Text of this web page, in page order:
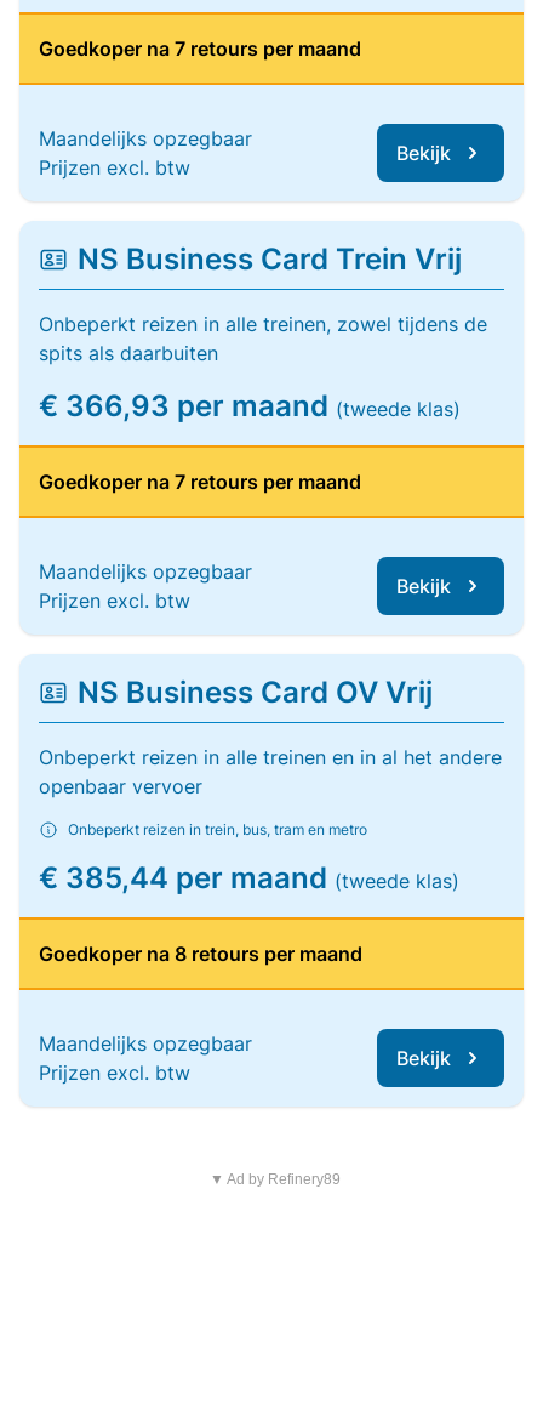
Goedkoper na 7 retours per maand
Maandelijks opzegbaar
Prijzen excl. btw
Bekijk
NS Business Card Trein Vrij
Onbeperkt reizen in alle treinen, zowel tijdens de
spits als daarbuiten
€ 366,93 per maand (tweede klas)
Goedkoper na 7 retours per maand
Maandelijks opzegbaar
Prijzen excl. btw
Bekijk
NS Business Card OV Vrij
Onbeperkt reizen in alle treinen en in al het andere
openbaar vervoer
Onbeperkt reizen in trein, bus, tram en metro
€ 385,44 per maand (tweede klas)
Goedkoper na 8 retours per maand
Maandelijks opzegbaar
Prijzen excl. btw
Bekijk
▼ Ad by Refinery89